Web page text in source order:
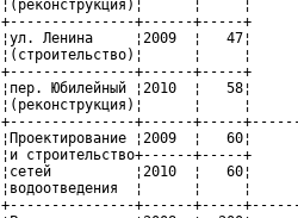
¦(реконструкция)¦      ¦
+---------------+------+-----+
¦ул. Ленина     ¦2009  ¦
¦(строительство)¦      ¦
+---------------+------+-----+
¦пер. Юбилейный ¦2010  ¦
¦(реконструкция)¦      ¦
+---------------+------+-----
¦Проектирование ¦2009  ¦
¦и строительство+------
¦сетей          ¦2010  ¦   60¦
¦водоотведения  ¦      ¦
+---------------+------+-----